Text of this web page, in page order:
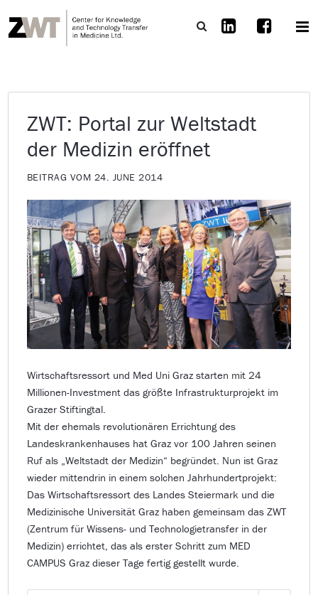
ZWT: Portal zur Weltstadt
der Medizin eröffnet
BEITRAG VOM 24. JUNE 2014
Wirtschaftsressort und Med Uni Graz starten mit 24
Millionen-Investment das größte Infrastrukturprojekt im
Grazer Stiftingtal.
Mit der ehemals revolutionären Errichtung des
Landeskrankenhauses hat Graz vor 100 Jahren seinen
Ruf als „Weltstadt der Medizin“ begründet. Nun ist Graz
wieder mittendrin in einem solchen Jahrhundertprojekt:
Das Wirtschaftsressort des Landes Steiermark und die
Medizinische Universität Graz haben gemeinsam das ZWT
(Zentrum für Wissens- und Technologietransfer in der
Medizin) errichtet, das als erster Schritt zum MED
CAMPUS Graz dieser Tage fertig gestellt wurde.